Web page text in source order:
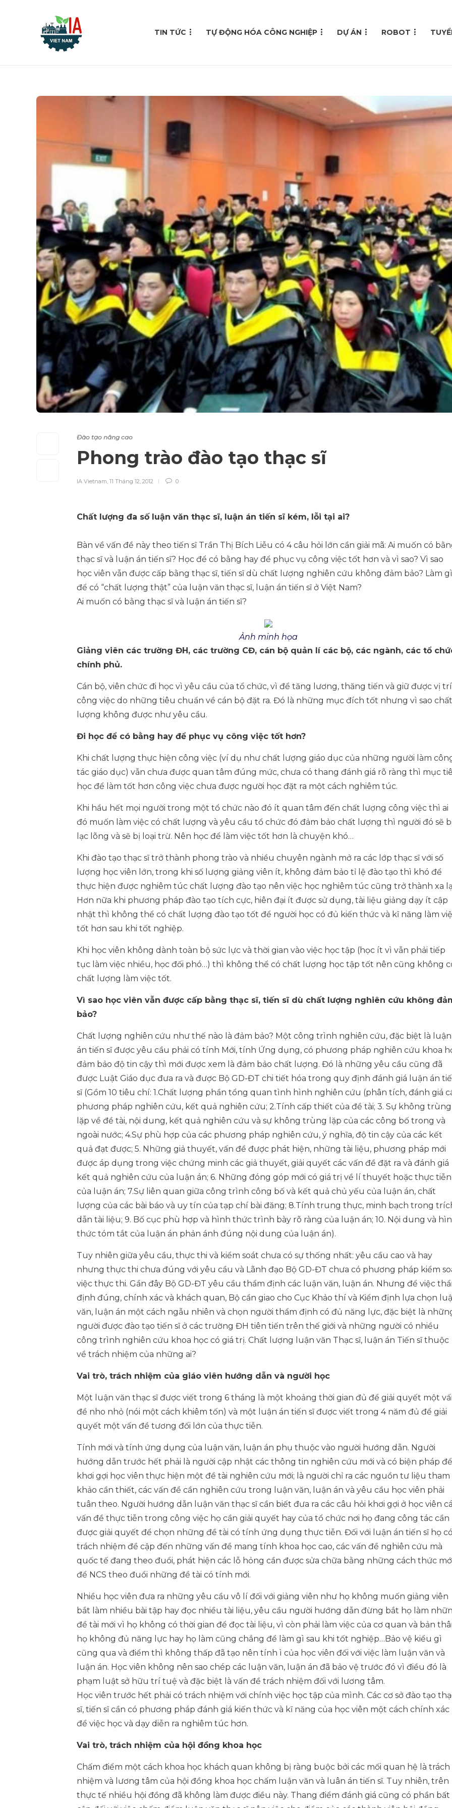
TIN TỨC TỰ ĐỘNG HÓA CÔNG NGHIỆP DỰ ÁN ROBOT
Đào tạo nâng cao
Phong trào đào tạo thạc sĩ
IA Vietnam 11 Tháng 12, 2012 0
Chất lượng đa số luận văn thạc sĩ, luận án tiến sĩ kém, lỗi tại ai?
Bàn về vấn đề này theo tiến sĩ Trần Thị Bích Liễu có 4 câu hỏi lớn cần giải mã: Ai muốn có
thạc sĩ và luận án tiến sĩ? Học để có bằng hay để phục vụ công việc tốt hơn và vì sao? Vì sao
học viên vẫn được cấp bằng thạc sĩ, tiến sĩ dù chất lượng nghiên cứu không đảm bảo? Làm gì
để có “chất lượng thật” của luận văn thạc sĩ, luận án tiến sĩ ở Việt Nam?
Ai muốn có bằng thạc sĩ và luận án tiến sĩ?
Ảnh minh họa
Giảng viên các trường ĐH, các trường CĐ, cán bộ quản lí các bộ, các ngành, các tổ
chính phủ.
Cán bộ, viên chức đi học vì yêu cầu của tổ chức, vì để tăng lương, thăng tiến và giữ được vị trí
công việc do những tiêu chuẩn về cán bộ đặt ra. Đó là những mục đích tốt nhưng vì sao chất
lượng không được như yêu cầu.
Đi học để có bằng hay để phục vụ công việc tốt hơn?
Khi chất lượng thực hiện công việc (ví dụ như chất lượng giáo dục của những người làm
tác giáo dục) vẫn chưa được quan tâm đúng mức, chưa có thang đánh giá rõ ràng thì mục
học để làm tốt hơn công việc chưa được người học đặt ra một cách nghiêm túc.
Khi hầu hết mọi người trong một tổ chức nào đó ít quan tâm đến chất lượng công việc thì ai
đó muốn làm việc có chất lượng và yêu cầu tổ chức đó đảm bảo chất lượng thì người đó sẽ
lạc lõng và sẽ bị loại trừ. Nên học để làm việc tốt hơn là chuyện khó…
Khi đào tạo thạc sĩ trở thành phong trào và nhiều chuyên ngành mở ra các lớp thạc sĩ với số
lượng học viên lớn, trong khi số lượng giảng viên ít, không đảm bảo tỉ lệ đào tạo thì khó để
thực hiện được nghiêm túc chất lượng đào tạo nên việc học nghiêm túc cũng trở thành xa
Hơn nữa khi phương pháp đào tạo tích cực, hiên đại ít được sử dụng, tài liệu giảng dạy ít cập
nhật thì không thể có chất lượng đào tạo tốt để người học có đủ kiến thức và kĩ năng làm
tốt hơn sau khi tốt nghiệp.
Khi học viên không dành toàn bộ sức lực và thời gian vào việc học tập (học ít vì vẫn phải tiếp
tục làm việc nhiều, học đối phó…) thì không thể có chất lượng học tập tốt nên cũng không
chất lượng làm việc tốt.
Vì sao học viên vẫn được cấp bằng thạc sĩ, tiến sĩ dù chất lượng nghiên cứu không
bảo?
Chất lượng nghiên cứu như thế nào là đảm bảo? Một công trình nghiên cứu, đặc biệt là luận
án tiến sĩ được yêu cầu phải có tính Mới, tính Ứng dụng, có phương pháp nghiên cứu khoa
đảm bảo độ tin cậy thì mới được xem là đảm bảo chất lượng. Đó là những yêu cầu cũng đã
được Luật Giáo dục đưa ra và được Bộ GD-ĐT chi tiết hóa trong quy định đánh giá luận án
sĩ (Gồm 10 tiêu chí: 1.Chất lượng phần tổng quan tình hình nghiên cứu (phân tích, đánh giá
phương pháp nghiên cứu, kết quả nghiên cứu; 2.Tính cấp thiết của đề tài; 3. Sự không trùng
lặp về đề tài, nội dung, kết quả nghiên cứu và sự không trùng lặp của các công bố trong và
ngoài nước; 4.Sự phù hợp của các phương pháp nghiên cứu, ý nghĩa, độ tin cậy của các kết
quả đạt được; 5. Những giả thuyết, vấn đề được phát hiện, những tài liệu, phương pháp mới
được áp dụng trong việc chứng minh các giả thuyết, giải quyết các vấn đề đặt ra và đánh giá
kết quả nghiên cứu của luận án; 6. Những đóng góp mới có giá trị về lí thuyết hoặc thực tiễn
của luận án; 7.Sự liên quan giữa công trình công bố và kết quả chủ yếu của luận án, chất
lượng của các bài báo và uy tín của tạp chí bài đăng; 8.Tính trung thực, minh bạch trong
dẫn tài liệu; 9. Bố cục phù hợp và hình thức trình bày rõ ràng của luận án; 10. Nội dung và
thức tóm tắt của luận án phản ánh đúng nội dung của luận án).
Tuy nhiên giữa yêu cầu, thực thi và kiểm soát chưa có sự thống nhất: yêu cầu cao và hay
nhưng thực thi chưa đúng với yêu cầu và Lãnh đạo Bộ GD-ĐT chưa có phương pháp kiểm
việc thực thi. Gần đây Bộ GD-ĐT yêu cầu thẩm định các luận văn, luận án. Nhưng để việc
định đúng, chính xác và khách quan, Bộ cần giao cho Cục Khảo thí và Kiểm định lựa chọn
văn, luận án một cách ngẫu nhiên và chọn người thẩm định có đủ năng lực, đặc biệt là
người được đào tạo tiến sĩ ở các trường ĐH tiên tiến trên thế giới và những người có nhiều
công trình nghiên cứu khoa học có giá trị. Chất lượng luận văn Thạc sĩ, luận án Tiến sĩ thuộc
về trách nhiệm của những ai?
Vai trò, trách nhiệm của giáo viên hướng dẫn và người học
Một luận văn thạc sĩ được viết trong 6 tháng là một khoảng thời gian đủ để giải quyết một
đề nho nhỏ (nói một cách khiêm tốn) và một luận án tiến sĩ được viết trong 4 năm đủ để giải
quyết một vấn đề tương đối lớn của thực tiễn.
Tính mới và tính ứng dụng của luận văn, luận án phụ thuộc vào người hướng dẫn. Người
hướng dẫn trước hết phải là người cập nhật các thông tin nghiên cứu mới và có biện pháp để
khơi gợi học viên thực hiện một đề tài nghiên cứu mới; là người chỉ ra các nguồn tư liệu tham
khảo cần thiết, các vấn đề cần nghiên cứu trong luận văn, luận án và yêu cầu học viên phải
tuân theo. Người hướng dẫn luận văn thạc sĩ cần biết đưa ra các câu hỏi khơi gợi ở học viên
vấn đề thực tiễn trong công việc họ cần giải quyết hay của tổ chức nơi họ đang công tác cần
được giải quyết để chọn những đề tài có tính ứng dụng thực tiễn. Đối với luận án tiến sĩ họ có
trách nhiệm đề cập đến những vấn đề mang tính khoa học cao, các vấn đề nghiên cứu mà
quốc tế đang theo đuổi, phát hiện các lỗ hỏng cần được sửa chữa bằng những cách thức
để NCS theo đuổi những đề tài có tính mới.
Nhiều học viên đưa ra những yêu cầu vô lí đối với giảng viên như họ không muốn giảng viên
bắt làm nhiều bài tập hay đọc nhiều tài liệu, yêu cầu người hướng dẫn đừng bắt họ làm
đề tài mới vì họ không có thời gian để đọc tài liệu, vì còn phải làm việc của cơ quan và bản
họ không đủ năng lực hay họ làm cũng chẳng để làm gì sau khi tốt nghiệp…Bảo vệ kiểu gì
cũng qua và điểm thì không thấp đã tạo nên tính ì của học viên đối với việc làm luận văn và
luận án. Học viên không nên sao chép các luận văn, luận án đã bảo vệ trước đó vì điều đó là
phạm luật sở hữu trí tuệ và đặc biệt là vấn đề trách nhiệm đối với lương tâm.
Học viên trước hết phải có trách nhiệm với chính việc học tập của mình. Các cơ sở đào tạo
sĩ, tiến sĩ cần có phương pháp đánh giá kiến thức và kĩ năng của học viên một cách chính xác
để việc học và dạy diễn ra nghiêm túc hơn.
Vai trò, trách nhiệm của hội đồng khoa học
Chấm điểm một cách khoa học khách quan không bị ràng buộc bởi các mối quan hệ là trách
nhiệm và lương tâm của hội đồng khoa học chấm luận văn và luân án tiến sĩ. Tuy nhiên, trên
thực tế nhiều hội đồng đã không làm được điều này. Thang điểm đánh giá cũng có phần bất